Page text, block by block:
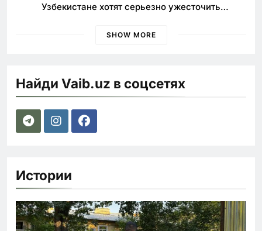
Узбекистане хотят серьезно ужесточить
SHOW MORE
Найди Vaib.uz в соцсетях
Истории